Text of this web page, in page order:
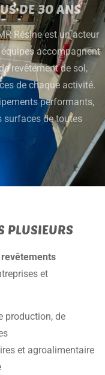
DE 30 ANS
Résine est un acteur
accompagnent
revêtement de sol,
de chaque activité.
performants,
surfaces de toutes
PLUSIEURS
revêtements
et
production, de
et agroalimentaire